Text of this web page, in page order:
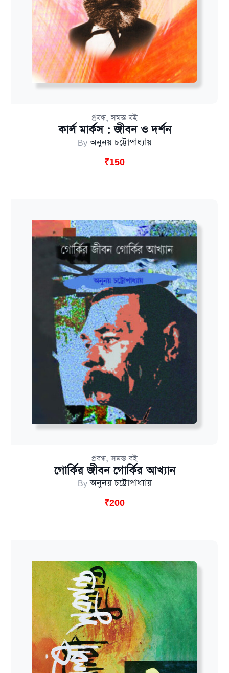
প্রবন্ধ,সমস্ত বই
কার্ল মার্কস : জীবন ও দর্শন
Byঅনুনয় চট্টোপাধ্যায়
₹150
প্রবন্ধ,সমস্ত বই
গোর্কির জীবন গোর্কির আখ্যান
Byঅনুনয় চট্টোপাধ্যায়
₹200